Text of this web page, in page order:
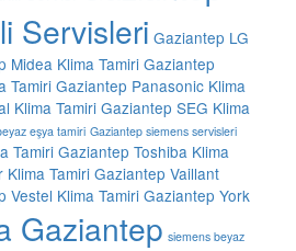
Servisleri Gaziantep LG
Midea Klima Tamiri Gaziantep
Tamiri Gaziantep Panasonic Klima
Klima Tamiri Gaziantep SEG Klima
eşya tamiri Gaziantep siemens servisleri
Tamiri Gaziantep Toshiba Klima
Tamiri Gaziantep Vaillant
Vestel Klima Tamiri Gaziantep York
Gaziantep siemens beyaz